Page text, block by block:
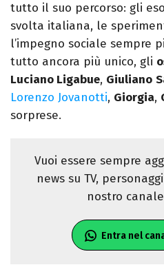
tutto il suo percorso: gli
svolta italiana, le
l’impegno sociale sempre
tutto ancora più unico, gli
Luciano Ligabue, Giuliano
Lorenzo Jovanotti, Giorgia,
sorprese.
Vuoi essere sempre
news su TV,
nostro canale
Entra nel